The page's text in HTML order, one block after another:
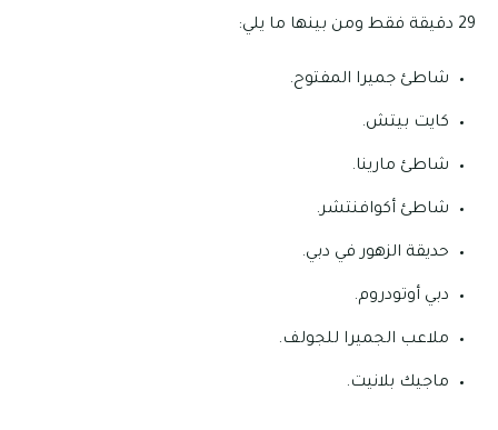
29 دقيقة فقط ومن بينها ما يلي:
شاطئ جميرا المفتوح.
كايت بيتش.
شاطئ مارينا.
شاطئ أكوافنتشر.
حديقة الزهور في دبي.
دبي أوتودروم.
ملاعب الجميرا للجولف.
ماجيك بلانيت.